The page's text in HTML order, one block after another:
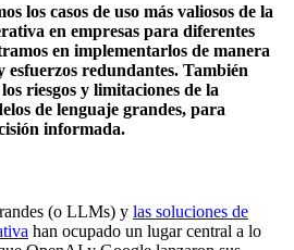
los casos de uso más valiosos de la
en empresas para diferentes
en implementarlos de manera
redundantes. También
riesgos y limitaciones de la
de lenguaje grandes, para
informada.
(o LLMs) y las soluciones de
han ocupado un lugar central a lo